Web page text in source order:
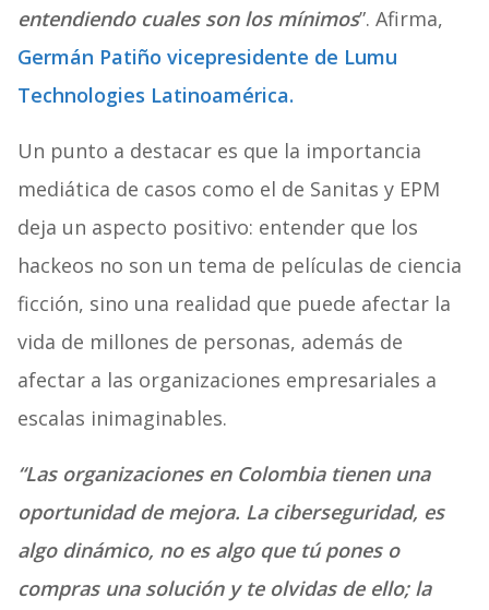
entendiendo cuales son los mínimos”. Afirma,
Germán Patiño vicepresidente de Lumu
Technologies Latinoamérica.
Un punto a destacar es que la importancia
mediática de casos como el de Sanitas y EPM
deja un aspecto positivo: entender que los
hackeos no son un tema de películas de ciencia
ficción, sino una realidad que puede afectar la
vida de millones de personas, además de
afectar a las organizaciones empresariales a
escalas inimaginables.
“Las organizaciones en Colombia tienen una
oportunidad de mejora. La ciberseguridad, es
algo dinámico, no es algo que tú pones o
compras una solución y te olvidas de ello; la